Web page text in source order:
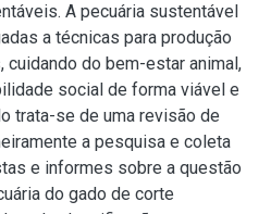
A pecuária sustentável
a técnicas para produção
cuidando do bem-estar animal,
social de forma viável e
trata-se de uma revisão de
a pesquisa e coleta
e informes sobre a questão
do gado de corte